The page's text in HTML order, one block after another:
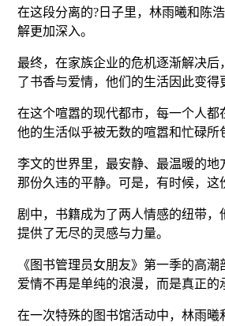
在这段分离的?日子里，林雨曦和陈
解更加深入。
最终，在家族企业的危机逐渐解决
了书香与爱情，他们的生活因此变得
在这个喧嚣的现代都市，每一个人
他的生活似乎被无数的喧嚣和忙碌所
李文的世界里，最安静、最温暖的
那份久违的平静。可是，有时候，这
剧中，书籍成为了两人情感的纽带
提供了无尽的灵感与力量。
《图书管理员女朋友》第一季的高
爱情不再是单纯的浪漫，而是真正的
在一次特殊的图书馆活动中，林雨